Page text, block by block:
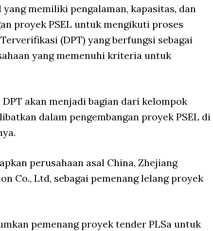
memiliki pengalaman, kapasitas, dan
proyek PSEL untuk mengikuti proses
(DPT) yang berfungsi sebagai
yang memenuhi kriteria untuk
akan menjadi bagian dari kelompok
dalam pengembangan proyek PSEL di
perusahaan asal China, Zhejiang
Co., Ltd, sebagai pemenang lelang proyek
pemenang proyek tender PLSa untuk